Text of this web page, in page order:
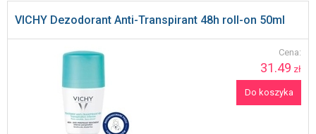
VICHY Dezodorant Anti-Transpirant 48h roll-on 50ml
Cena:
31.49 zł
Do koszyka